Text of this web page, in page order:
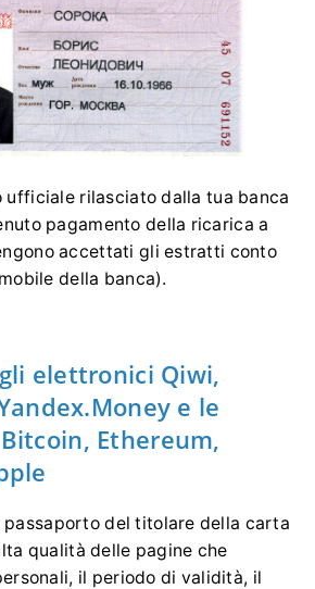
ufficiale rilasciato dalla tua banca
pagamento della ricarica a
accettati gli estratti conto
della banca).
elettronici Qiwi,
e le
Ethereum,
passaporto del titolare della carta
qualità delle pagine che
il periodo di validità, il